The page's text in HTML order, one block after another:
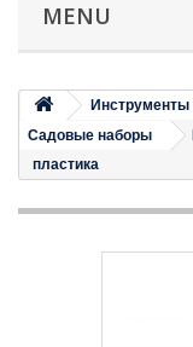
MENU
Инструменты
Садовые наборы
пластика